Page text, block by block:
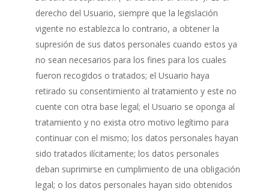
derecho del Usuario, siempre que la legislación
vigente no establezca lo contrario, a obtener la
supresión de sus datos personales cuando estos ya
no sean necesarios para los fines para los cuales
fueron recogidos o tratados; el Usuario haya
retirado su consentimiento al tratamiento y este no
cuente con otra base legal; el Usuario se oponga al
tratamiento y no exista otro motivo legítimo para
continuar con el mismo; los datos personales hayan
sido tratados ilícitamente; los datos personales
deban suprimirse en cumplimiento de una obligación
legal; o los datos personales hayan sido obtenidos